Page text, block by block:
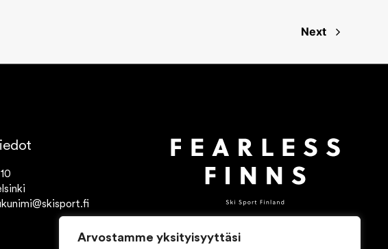
Arvostamme yksityisyyttäsi
Next